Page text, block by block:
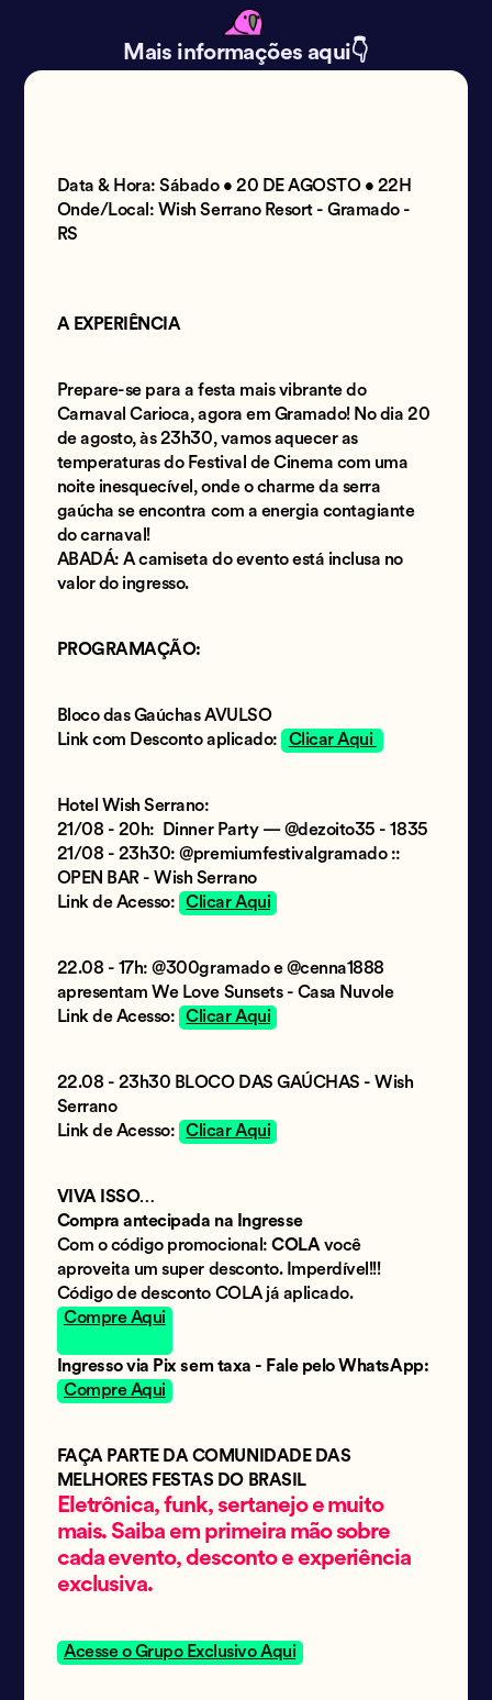
Mais informações aqui👇
Data & Hora: Sábado • 20 DE AGOSTO • 22H
Onde/Local: Wish Serrano Resort - Gramado -
RS
A EXPERIÊNCIA
Prepare-se para a festa mais vibrante do
Carnaval Carioca, agora em Gramado! No dia 20
de agosto, às 23h30, vamos aquecer as
temperaturas do Festival de Cinema com uma
noite inesquecível, onde o charme da serra
gaúcha se encontra com a energia contagiante
do carnaval!
ABADÁ: A camiseta do evento está inclusa no
valor do ingresso.
PROGRAMAÇÃO:
Bloco das Gaúchas AVULSO
Link com Desconto aplicado:
Clicar Aqui
Hotel Wish Serrano:
21/08 - 20h: Dinner Party — @dezoito35 - 1835
21/08 - 23h30: @premiumfestivalgramado ::
OPEN BAR - Wish Serrano
Link de Acesso:
Clicar Aqui
22.08 - 17h: @300gramado e @cenna1888
apresentam We Love Sunsets - Casa Nuvole
Link de Acesso:
Clicar Aqui
22.08 - 23h30 BLOCO DAS GAÚCHAS - Wish
Serrano
Link de Acesso:
Clicar Aqui
VIVA ISSO…
Compra antecipada na Ingresse
Com o código promocional:COLAvocê
aproveita um super desconto. Imperdível!!!
Código de desconto COLA já aplicado.
Compre Aqui
Ingresso via Pix sem taxa - Fale pelo WhatsApp:
Compre Aqui
FAÇA PARTE DA COMUNIDADE DAS
MELHORES FESTAS DO BRASIL
Eletrônica, funk, sertanejo e muito
mais. Saiba em primeira mão sobre
cada evento, desconto e experiência
exclusiva.
Acesse o Grupo Exclusivo Aqui